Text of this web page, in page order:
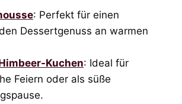
: Perfekt für einen
Dessertgenuss an warmen
Kuchen: Ideal für
Feiern oder als süße